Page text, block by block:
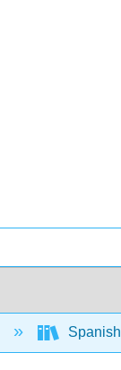
Spanish